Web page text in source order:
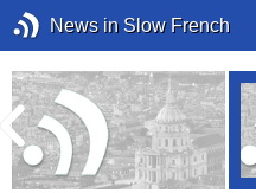
News in Slow French